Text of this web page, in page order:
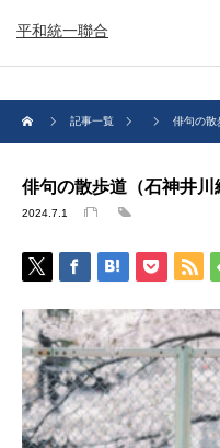
平和統一聯合
記事一覧 俳句の散
俳句の散歩道（石神井川
2024.7.1